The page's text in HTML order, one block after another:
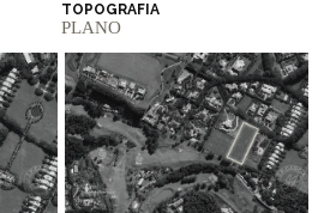
TOPOGRAFIA
PLANO